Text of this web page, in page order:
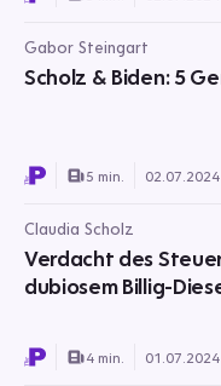
Gabor Steingart
Scholz & Biden: 5
5 min. 02.07.2024
Claudia Scholz
Verdacht des
dubiosem Billig-
4 min. 01.07.2024